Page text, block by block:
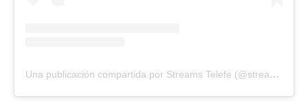
Una publicación compartida por Streams Telefe (@streamstelefe)